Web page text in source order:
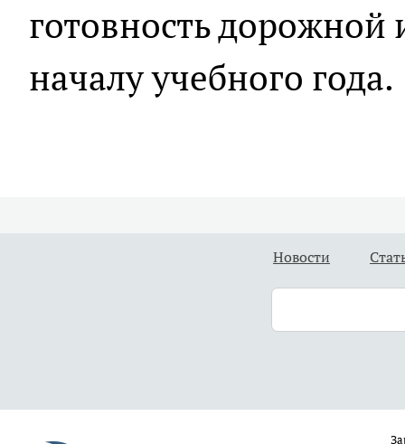
готовность дорожной
началу учебного года.
Новости